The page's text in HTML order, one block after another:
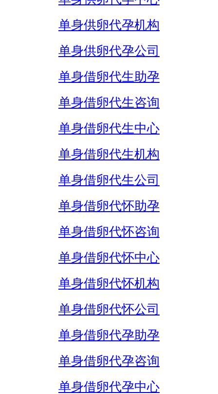
单身供卵代孕机构
单身供卵代孕公司
单身借卵代生助孕
单身借卵代生咨询
单身借卵代生中心
单身借卵代生机构
单身借卵代生公司
单身借卵代怀助孕
单身借卵代怀咨询
单身借卵代怀中心
单身借卵代怀机构
单身借卵代怀公司
单身借卵代孕助孕
单身借卵代孕咨询
单身借卵代孕中心